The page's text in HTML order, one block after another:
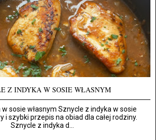
Z INDYKA W SOSIE WŁASNYM
sosie własnym Sznycle z indyka w sosie
i szybki przepis na obiad dla całej rodziny.
Sznycle z indyka d...